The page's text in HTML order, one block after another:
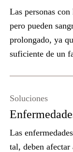
Las personas
pero pueden
prolongado, ya
suficiente de un
Soluciones
Las
tal, deben afectar